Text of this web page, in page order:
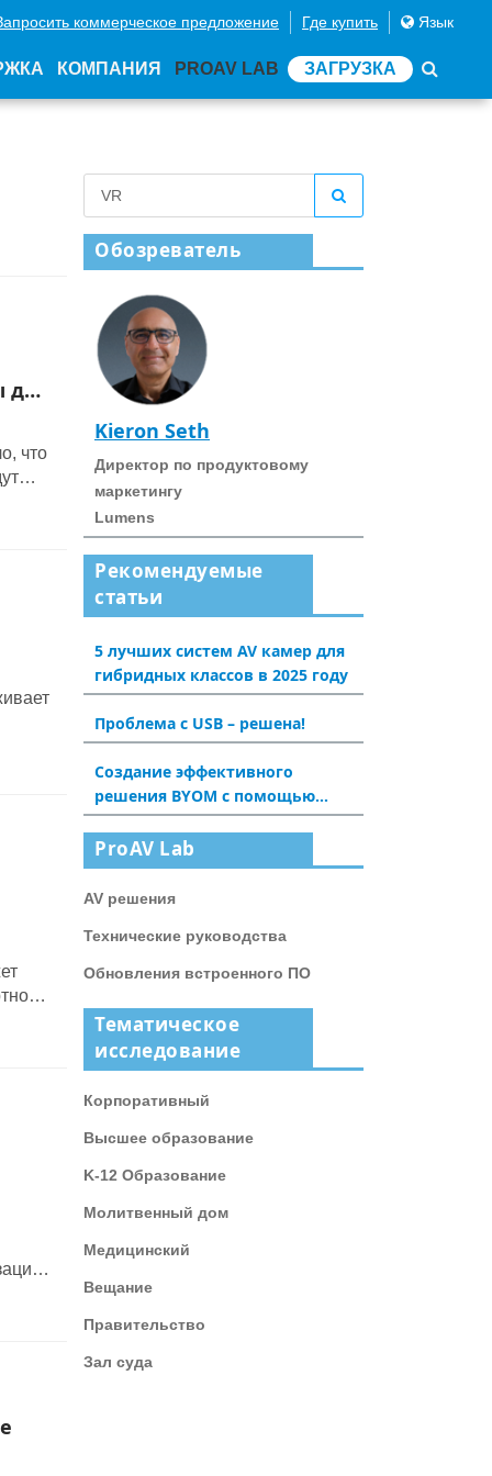
коммерческое предложение Где купить Язык
КОМПАНИЯ PROAV LAB ЗАГРУЗКА
что
Обозреватель
Kieron Seth
Директор по продуктовому
маркетингу
Lumens
Рекомендуемые
статьи
5 лучших систем AV камер для
гибридных классов в 2025 году
Проблема с USB – решена!
Создание эффективного
решения BYOM с помощью
Dante AV-H: новый опыт для
конференц-залов и аудиторий
ProAV Lab
AV решения
Технические руководства
Обновления встроенного ПО
Тематическое
исследование
Корпоративный
Высшее образование
K-12 Образование
Молитвенный дом
Медицинский
Вещание
Правительство
Зал суда